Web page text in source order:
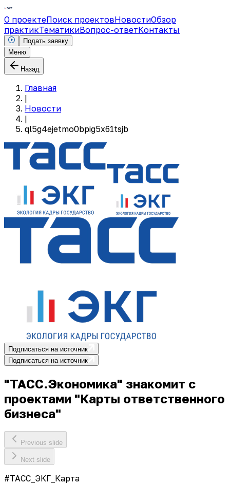
О проектеПоиск проектовНовостиОбзор
практикТематикиВопрос-ответКонтакты
Подать заявку
Меню
Назад
Главная
|
Новости
|
ql5g4ejetmo0bpig5x61tsjb
Подписаться на источник
Подписаться на источник
"ТАСС.Экономика" знакомит с
проектами "Карты ответственного
бизнеса"
Previous slide
Next slide
#ТАСС_ЭКГ_Карта